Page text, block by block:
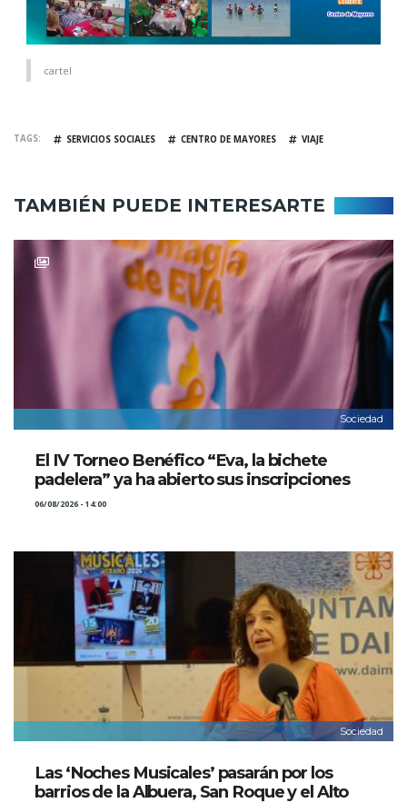
cartel
TAGS SERVICIOS SOCIALES CENTRO DE MAYORES VIAJE
TAMBIÉN PUEDE INTERESARTE
Sociedad
El IV Torneo Benéfico “Eva, la bichete
padelera” ya ha abierto sus inscripciones
06/08/2026 - 14:00
Sociedad
Las ‘Noches Musicales’ pasarán por los
barrios de la Albuera, San Roque y el Alto